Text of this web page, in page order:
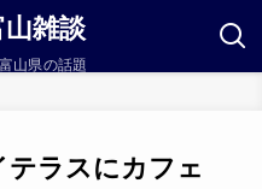
雑談
山県の話題
テラスにカフェ